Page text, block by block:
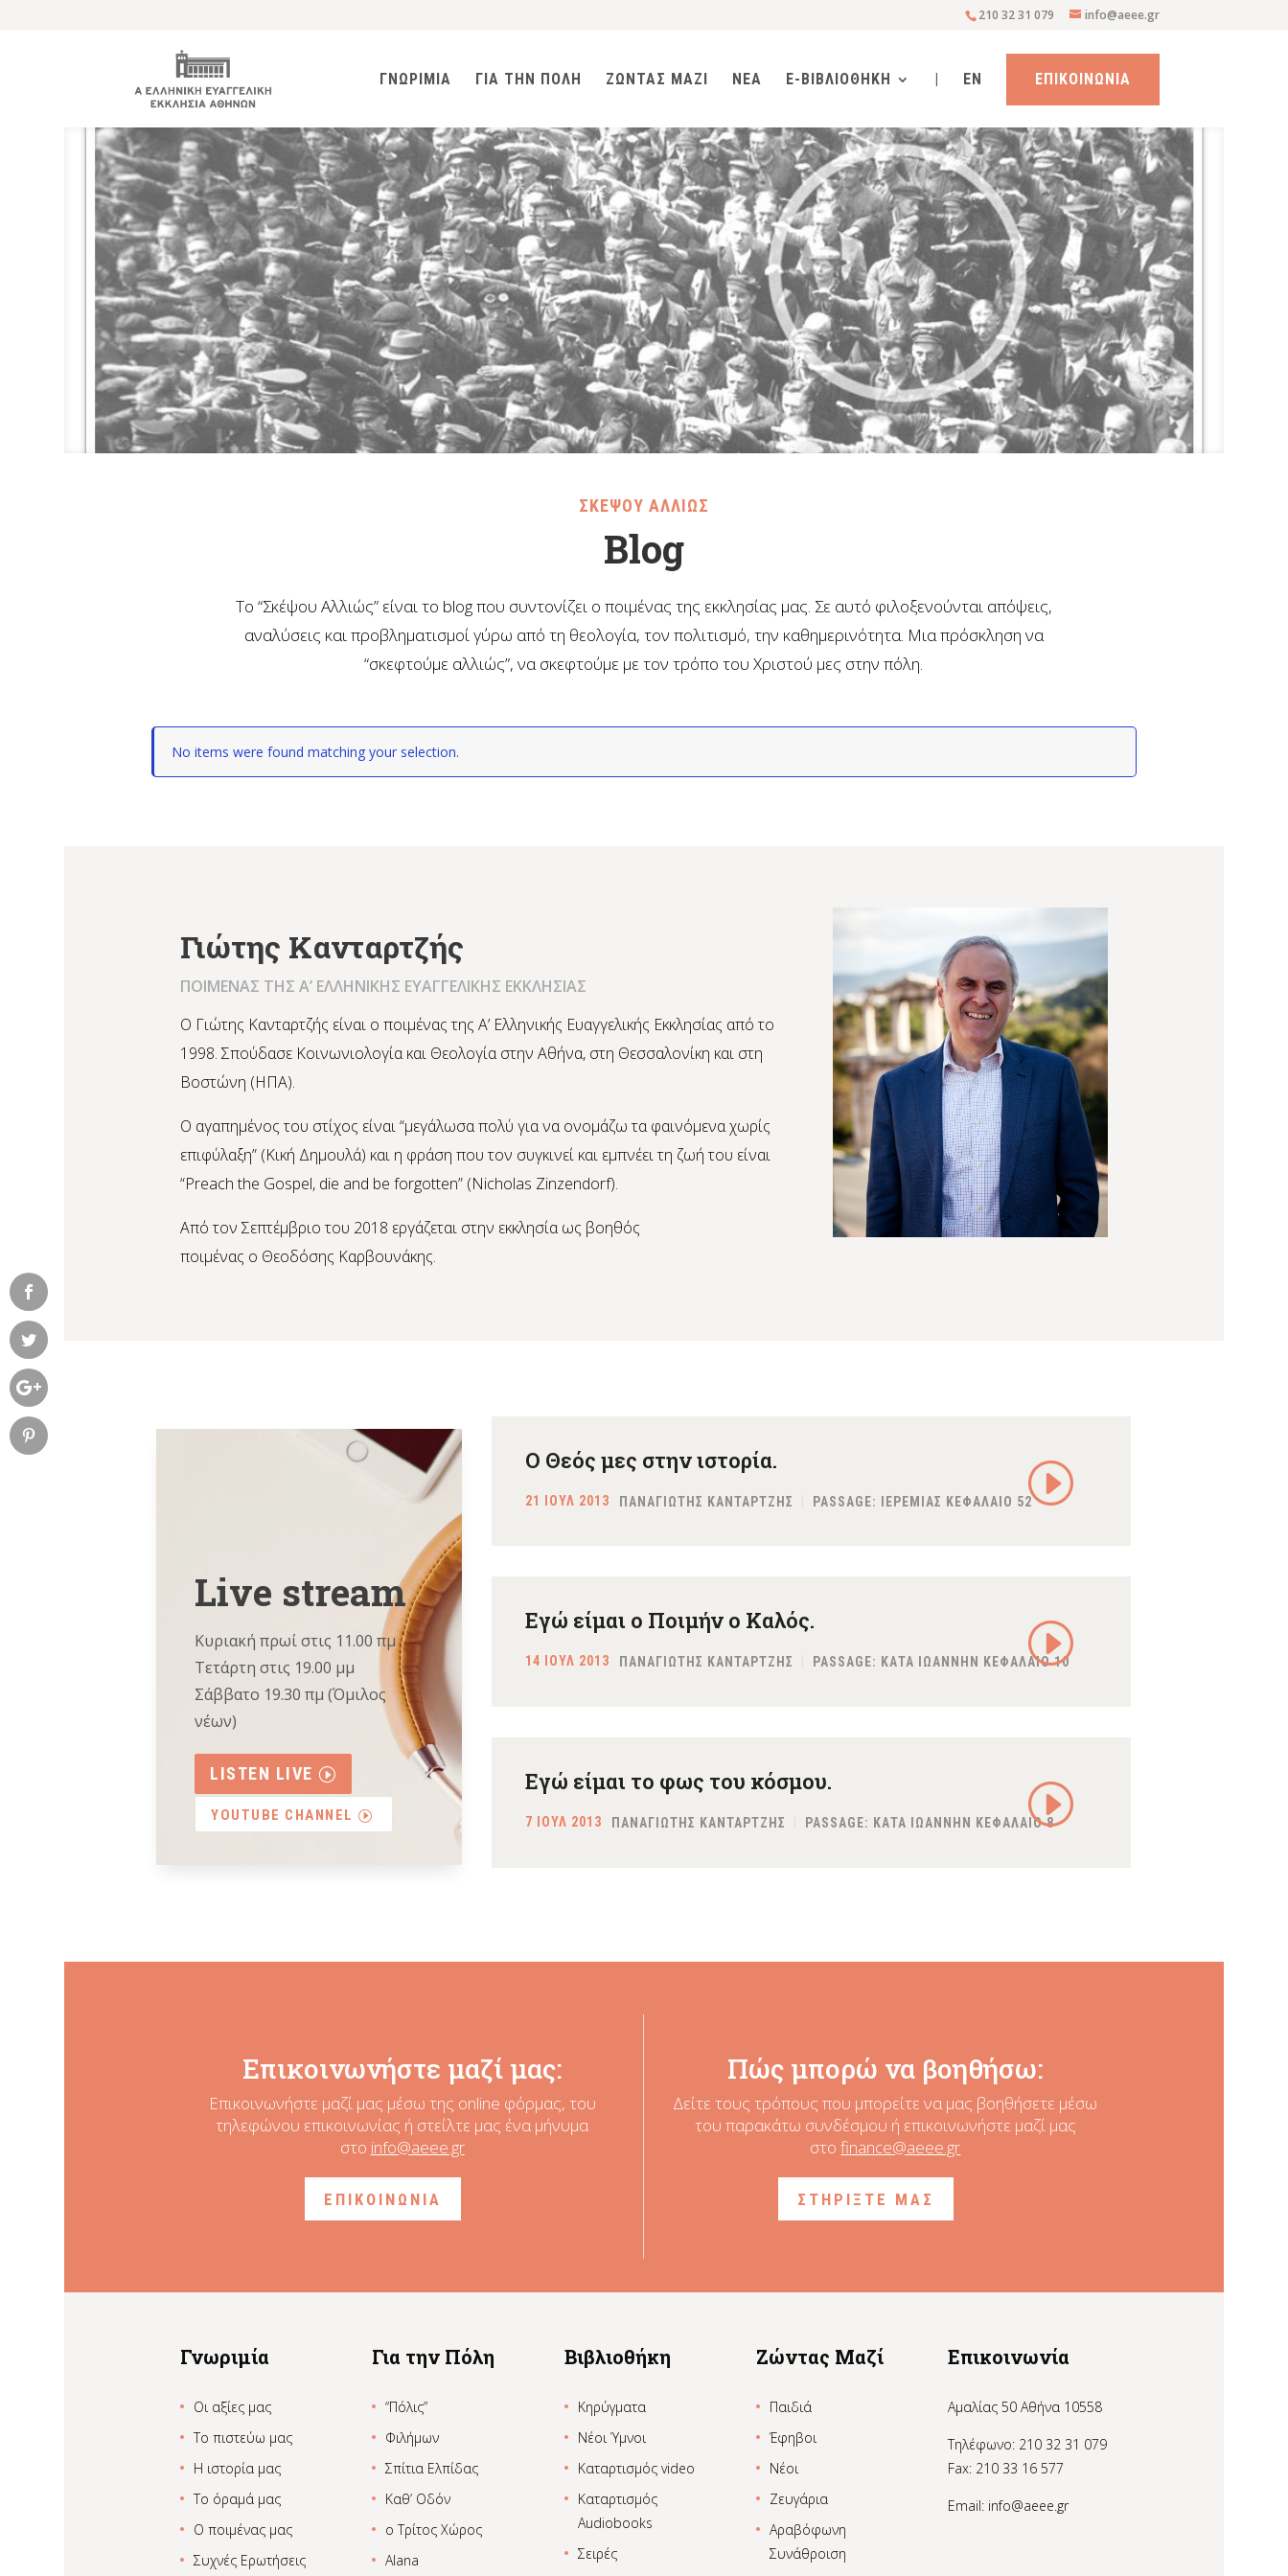
210 32 31 079 info@aeee.gr
ΓΝΩΡΙΜΙΑ ΓΙΑ ΤΗΝ ΠΟΛΗ ΖΩΝΤΑΣ ΜΑΖΙ ΝΕΑ E-ΒΙΒΛΙΟΘΗΚΗ | EN ΕΠΙΚΟΙΝΩΝΙΑ
ΣΚΕΨΟΥ ΑΛΛΙΩΣ
Blog
Το “Σκέψου Αλλιώς” είναι το blog που συντονίζει ο ποιμένας της εκκλησίας μας. Σε αυτό φιλοξενούνται απόψεις,
αναλύσεις και προβληματισμοί γύρω από τη θεολογία, τον πολιτισμό, την καθημερινότητα. Μια πρόσκληση να
“σκεφτούμε αλλιώς”, να σκεφτούμε με τον τρόπο του Χριστού μες στην πόλη.
No items were found matching your selection.
Γιώτης Κανταρτζής
ΠΟΙΜΕΝΑΣ ΤΗΣ Α’ ΕΛΛΗΝΙΚΗΣ ΕΥΑΓΓΕΛΙΚΗΣ ΕΚΚΛΗΣΙΑΣ
Ο Γιώτης Κανταρτζής είναι ο ποιμένας της Α’ Ελληνικής Ευαγγελικής Εκκλησίας από το
1998. Σπούδασε Κοινωνιολογία και Θεολογία στην Αθήνα, στη Θεσσαλονίκη και στη
Βοστώνη (ΗΠΑ).
Ο αγαπημένος του στίχος είναι “μεγάλωσα πολύ για να ονομάζω τα φαινόμενα χωρίς
επιφύλαξη” (Κική Δημουλά) και η φράση που τον συγκινεί και εμπνέει τη ζωή του είναι
“Preach the Gospel, die and be forgotten” (Nicholas Zinzendorf).
Από τον Σεπτέμβριο του 2018 εργάζεται στην εκκλησία ως βοηθός
ποιμένας ο Θεοδόσης Καρβουνάκης.
Live stream
Κυριακή πρωί στις 11.00 πμ
Τετάρτη στις 19.00 μμ
Σάββατο 19.30 πμ (Όμιλος
νέων)
LISTEN LIVE
YOUTUBE CHANNEL
Ο Θεός μες στην ιστορία.
21 ΙΟΥΛ 2013 ΠΑΝΑΓΙΩΤΗΣ ΚΑΝΤΑΡΤΖΗΣ PASSAGE: ΙΕΡΕΜΙΑΣ ΚΕΦΑΛΑΙΟ 52
Εγώ είμαι ο Ποιμήν ο Καλός.
14 ΙΟΥΛ 2013 ΠΑΝΑΓΙΩΤΗΣ ΚΑΝΤΑΡΤΖΗΣ PASSAGE: ΚΑΤΑ ΙΩΑΝΝΗΝ ΚΕΦΑΛΑΙΟ 10
Εγώ είμαι το φως του κόσμου.
7 ΙΟΥΛ 2013 ΠΑΝΑΓΙΩΤΗΣ ΚΑΝΤΑΡΤΖΗΣ PASSAGE: ΚΑΤΑ ΙΩΑΝΝΗΝ ΚΕΦΑΛΑΙΟ 8
Επικοινωνήστε μαζί μας:
Επικοινωνήστε μαζί μας μέσω της online φόρμας, του
τηλεφώνου επικοινωνίας ή στείλτε μας ένα μήνυμα
στο info@aeee.gr
ΕΠΙΚΟΙΝΩΝΙΑ
Πώς μπορώ να βοηθήσω:
Δείτε τους τρόπους που μπορείτε να μας βοηθήσετε μέσω
του παρακάτω συνδέσμου ή επικοινωνήστε μαζί μας
στοfinance@aeee.gr
ΣΤΗΡΙΞΤΕ ΜΑΣ
Γνωριμία
Οι αξίες μας
Το πιστεύω μας
Η ιστορία μας
Το όραμά μας
Ο ποιμένας μας
Συχνές Ερωτήσεις
Για την Πόλη
“Πόλις”
Φιλήμων
Σπίτια Ελπίδας
Καθ’ Οδόν
ο Τρίτος Χώρος
Alana
Βιβλιοθήκη
Κηρύγματα
Νέοι Ύμνοι
Καταρτισμός video
Καταρτισμός
Audiobooks
Σειρές
Ζώντας Μαζί
Παιδιά
Έφηβοι
Νέοι
Ζευγάρια
Αραβόφωνη
Συνάθροιση
Επικοινωνία
Αμαλίας 50 Αθήνα 10558
Τηλέφωνο: 210 32 31 079
Fax: 210 33 16 577
Email: info@aeee.gr